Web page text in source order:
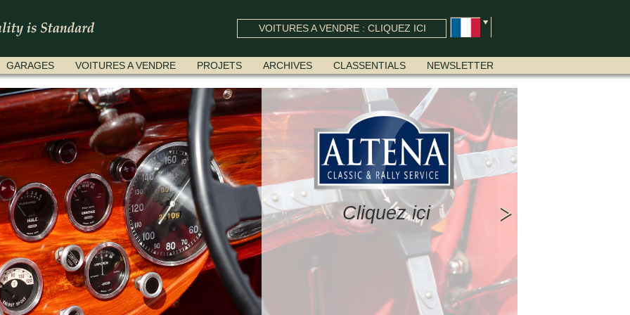
VOITURES A VENDRE : CLIQUEZ ICI
GARAGES VOITURES A VENDRE PROJETS ARCHIVES CLASSENTIALS NEWSLETTER
Cliquez ici